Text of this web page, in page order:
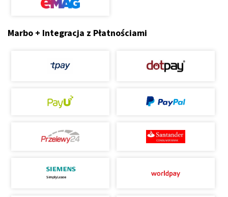
Marbo + Integracja z Płatnościami